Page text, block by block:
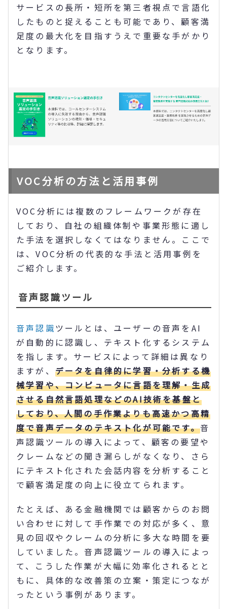
サービスの長所・短所を第三者視点で言語化
したものと捉えることも可能であり、顧客満
足度の最大化を目指すうえで重要な手がかり
となります。
VOC分析の方法と活用事例
VOC分析には複数のフレームワークが存在
しており、自社の組織体制や事業形態に適し
た手法を選択しなくてはなりません。ここで
は、VOC分析の代表的な手法と活用事例を
ご紹介します。
音声認識ツール
音声認識ツールとは、ユーザーの音声をAI
が自動的に認識し、テキスト化するシステム
を指します。サービスによって詳細は異なり
ますが、 データを自律的に学習・分析する機
械学習や、コンピュータに言語を理解・生成
させる自然言語処理などのAI技術を基盤と
しており、人間の手作業よりも高速かつ高精
度で音声データのテキスト化が可能です。音
声認識ツールの導入によって、顧客の要望や
クレームなどの聞き漏らしがなくなり、さら
にテキスト化された会話内容を分析すること
で顧客満足度の向上に役立てられます。
たとえば、ある金融機関では顧客からのお問
い合わせに対して手作業での対応が多く、意
見の回収やクレームの分析に多大な時間を要
していました。音声認識ツールの導入によっ
て、こうした作業が大幅に効率化されるとと
もに、具体的な改善策の立案・策定につなが
ったという事例があります。